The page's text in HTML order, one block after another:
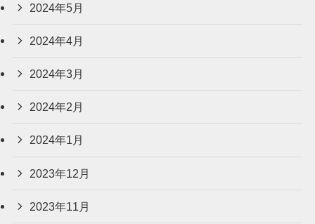
2024年5月
2024年4月
2024年3月
2024年2月
2024年1月
2023年12月
2023年11月